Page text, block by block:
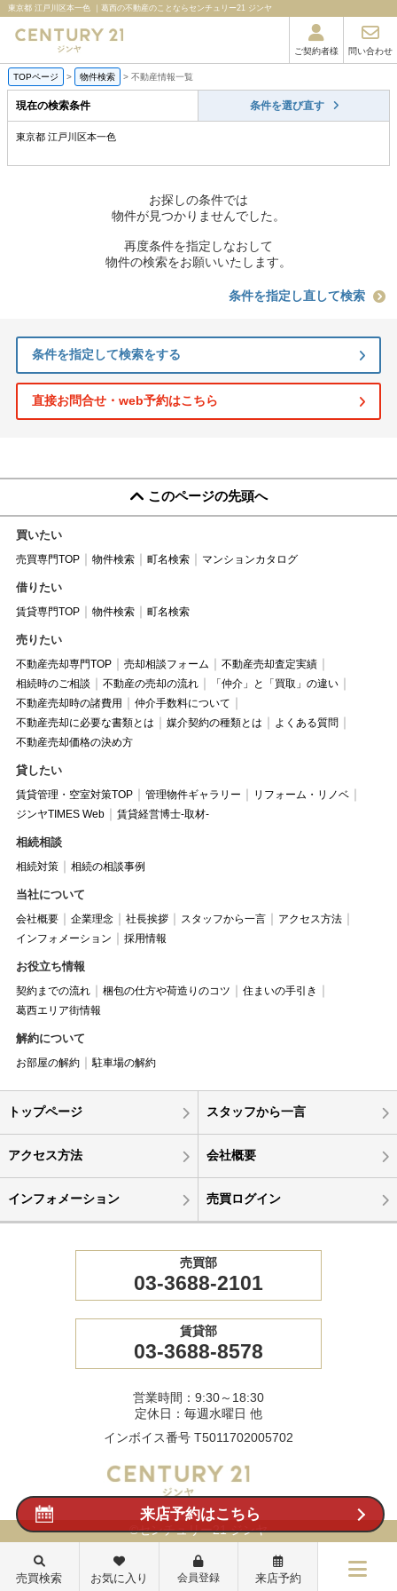
東京都 江戸川区本一色 ｜葛西の不動産のことならセンチュリー21 ジンヤ
ご契約者様 問い合わせ
TOPページ > 物件検索 > 不動産情報一覧
現在の検索条件 条件を選び直す
東京都 江戸川区本一色
お探しの条件では
物件が見つかりませんでした。
再度条件を指定しなおして
物件の検索をお願いいたします。
条件を指定し直して検索
条件を指定して検索をする
直接お問合せ・web予約はこちら
このページの先頭へ
買いたい
売買専門TOP 物件検索 町名検索 マンションカタログ
借りたい
賃貸専門TOP 物件検索 町名検索
売りたい
不動産売却専門TOP 売却相談フォーム
不動産売却査定実績
相続時のご相談
不動産の売却の流れ
「仲介」と「買取」の違い
不動産売却時の諸費用
仲介手数料について
不動産売却に必要な書類とは
媒介契約の種類とは
よくある質問
不動産売却価格の決め方
貸したい
賃貸管理・空室対策TOP 管理物件ギャラリー
リフォーム・リノベ
ジンヤTIMES Web
賃貸経営博士-取材-
相続相談
相続対策 相続の相談事例
当社について
会社概要 企業理念 社長挨拶 スタッフから一言
アクセス方法
インフォメーション
採用情報
お役立ち情報
契約までの流れ 梱包の仕方や荷造りのコツ
住まいの手引き
葛西エリア街情報
解約について
お部屋の解約 駐車場の解約
トップページ スタッフから一言
アクセス方法 会社概要
インフォメーション 売買ログイン
売買部
03-3688-2101
賃貸部
03-3688-8578
営業時間：9:30～18:30
定休日：毎週水曜日 他
インボイス番号 T5011702005702
©センチュリー21 ジンヤ
来店予約はこちら
売買検索 お気に入り 会員登録 来店予約